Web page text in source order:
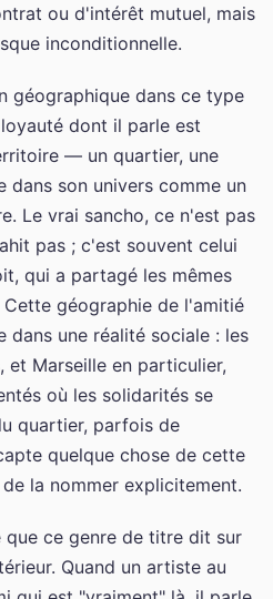
ou d'intérêt mutuel, mais
inconditionnelle.
géographique dans ce type
dont il parle est
— un quartier, une
dans son univers comme un
Le vrai sancho, ce n'est pas
pas ; c'est souvent celui
qui a partagé les mêmes
Cette géographie de l'amitié
dans une réalité sociale : les
et Marseille en particulier,
où les solidarités se
quartier, parfois de
quelque chose de cette
la nommer explicitement.
que ce genre de titre dit sur
Quand un artiste au